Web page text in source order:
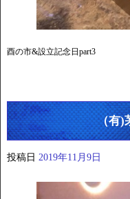
酉の市&設立記念日part3
（有)
投稿日 2019年11月9日